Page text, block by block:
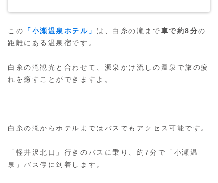
この 「小瀬温泉ホテル」 は、白糸の滝まで車で約8分の
距離にある温泉宿です。
白糸の滝観光と合わせて、源泉かけ流しの温泉で旅の疲
れを癒すことができますよ。
白糸の滝からホテルまではバスでもアクセス可能です。
「軽井沢北口」行きのバスに乗り、約7分で「小瀬温
泉」バス停に到着します。